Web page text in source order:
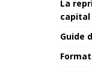
La
capital
Guide